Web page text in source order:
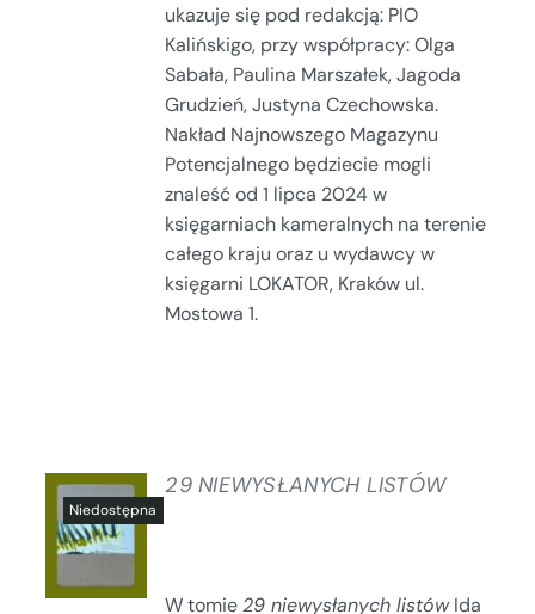
ukazuje się pod redakcją: PIO
Kalińskigo, przy współpracy: Olga
Sabała, Paulina Marszałek, Jagoda
Grudzień, Justyna Czechowska.
Nakład Najnowszego Magazynu
Potencjalnego będziecie mogli
znaleść od 1 lipca 2024 w
księgarniach kameralnych na terenie
całego kraju oraz u wydawcy w
księgarni LOKATOR, Kraków ul.
Mostowa 1.
SZCZEGÓŁY
29 NIEWYSŁANYCH LISTÓW
W tomie29 niewysłanych listówIda